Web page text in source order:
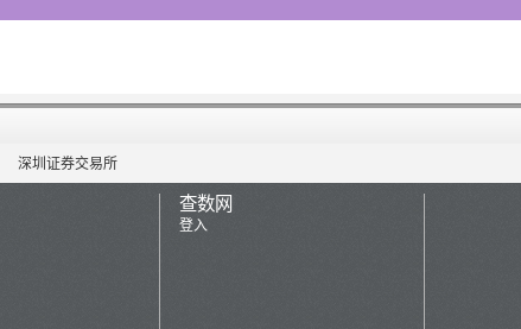
深圳证券交易所
查数网
登入